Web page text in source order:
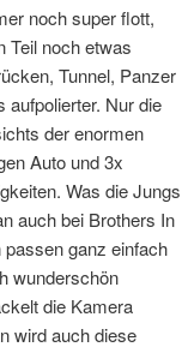
noch super flott,
Teil noch etwas
Tunnel, Panzer
aufpolierter. Nur die
der enormen
Auto und 3x
Was die Jungs
auch bei Brothers In
ganz einfach
wunderschön
die Kamera
wird auch diese